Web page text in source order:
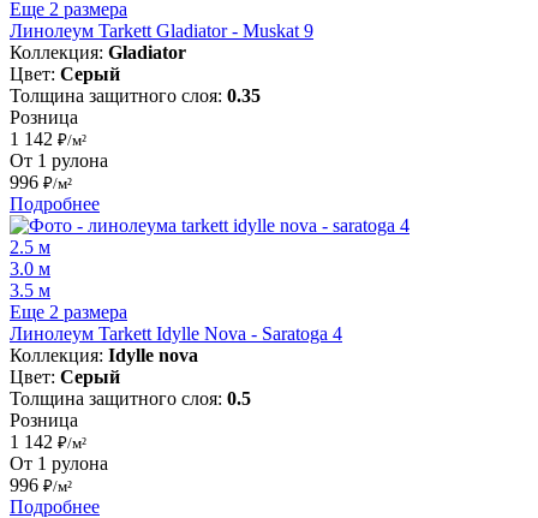
Еще 2 размера
Линолеум Tarkett Gladiator - Muskat 9
Коллекция: Gladiator
Цвет: Серый
Толщина защитного слоя: 0.35
Розница
1 142 ₽/м²
От 1 рулона
996 ₽/м²
Подробнее
2.5 м
3.0 м
3.5 м
Еще 2 размера
Линолеум Tarkett Idylle Nova - Saratoga 4
Коллекция: Idylle nova
Цвет: Серый
Толщина защитного слоя: 0.5
Розница
1 142 ₽/м²
От 1 рулона
996 ₽/м²
Подробнее